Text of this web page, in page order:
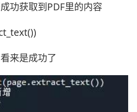
功获取到PDF里的内容
来是成功了